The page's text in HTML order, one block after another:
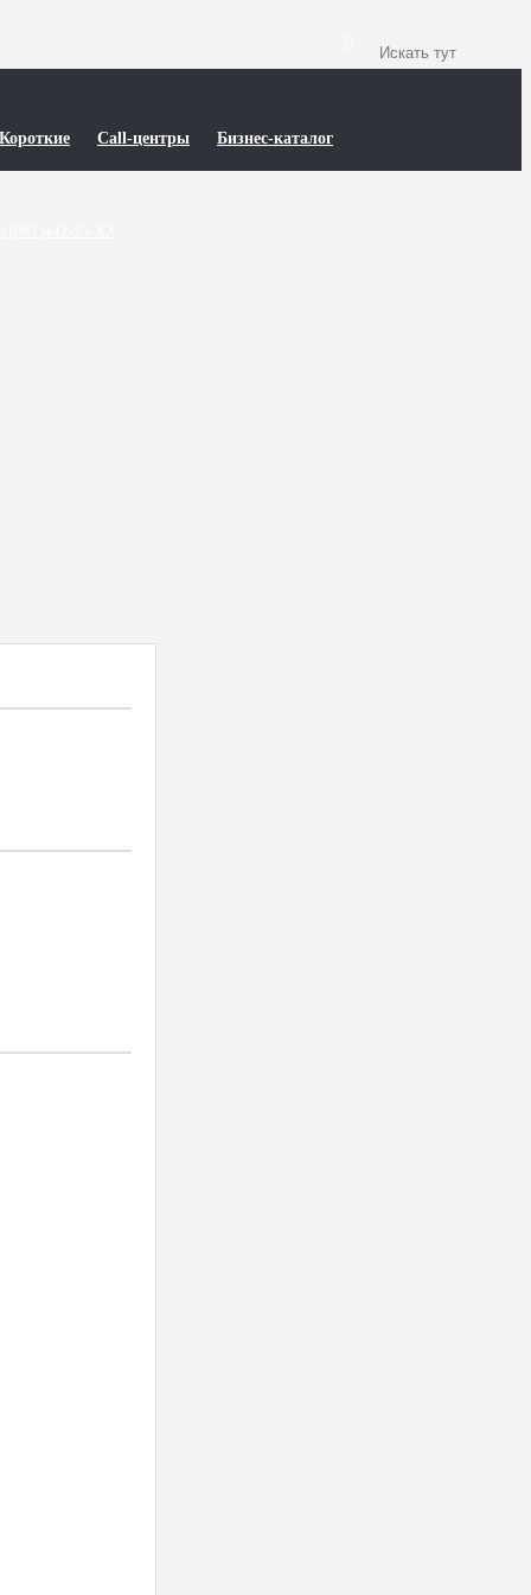
Короткие Call-центры Бизнес-каталог